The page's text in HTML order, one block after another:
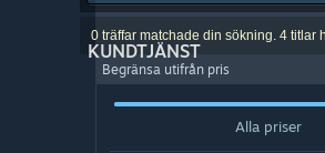
KUNDTJÄNST
0 träffar matchade din sökning. 4 titlar
Begränsa utifrån pris
Alla priser